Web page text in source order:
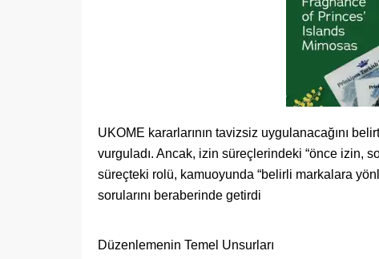
UKOME kararlarının tavizsiz uygulanacağını
vurguladı. Ancak, izin süreçlerindeki “önce izin,
süreçteki rolü, kamuoyunda “belirli markalara
sorularını beraberinde getirdi
Düzenlemenin Temel Unsurları